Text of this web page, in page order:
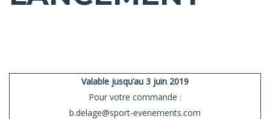
Valable jusqu’au 3 juin 2019
Pour votre commande :
b.delage@sport-evenements.com